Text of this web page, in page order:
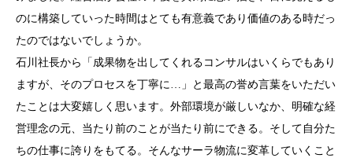
のに構築していった時間はとても有意義であり価値のある時だっ
たのではないでしょうか。
石川社長から「成果物を出してくれるコンサルはいくらでもあり
ますが、そのプロセスを丁寧に…」と最高の誉め言葉をいただい
たことは大変嬉しく思います。外部環境が厳しいなか、明確な経
営理念の元、当たり前のことが当たり前にできる。そして自分た
ちの仕事に誇りをもてる。そんなサーラ物流に変革していくこと